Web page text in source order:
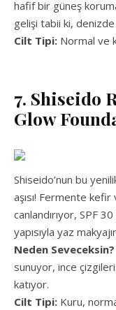
hafif bir güneş
gelişi tabii ki,
Cilt Tipi: Normal ve
7. Shiseido
Glow
Shiseido’nun bu
aşısı! Fermente
canlandırıyor, SPF
yapısıyla yaz
Neden Seveceksin?
sunuyor, ince çizgileri
katıyor.
Cilt Tipi: Kuru,